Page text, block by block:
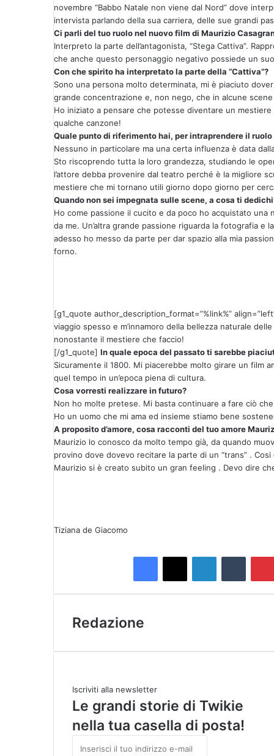
n
'
e
m
novembre “Babbo Natale non viene dal Nord” dove
intervista parlando della sua carriera, delle sue grandi
Ci parli del tuo ruolo nel nuovo film di Maurizio
Interpreto la parte dell’antagonista, “Stega Cattiva”.
che anche questo personaggio negativo possiede un
Con che spirito ha interpretato la parte della “Cattiva”?
Sono una persona molto determinata, mi è piaciuto
grande concentrazione e, non nego, che in alcune
Ho iniziato a pensare che potesse diventare un
qualche canzone!
Quale punto di riferimento hai, per intraprendere il
Nessuno in particolare ma una certa influenza è data
Sto riscoprendo tutta la loro grandezza, studiando le
l’attore debba provenire dal teatro perché è la migliore
mestiere che mi tornano utili giorno dopo giorno per
Quando non sei impegnata sulle scene, a cosa ti
Ho come passione il cucito e da poco ho acquistato
da me. Un’altra grande passione riguarda la fotografia
adesso ho messo da parte per dar spazio alla mia
forno.
[g1_quote author_description_format=”%link%”
viaggio spesso e m’innamoro della bellezza naturale
nonostante il mestiere che faccio!
[/g1_quote] In quale epoca del passato ti sarebbe
Sicuramente il 1800. Mi piacerebbe molto girare un film
quel tempo in un’epoca piena di cultura.
Cosa vorresti realizzare in futuro?
Non ho molte pretese. Mi basta continuare a fare ciò
Ho un uomo che mi ama ed insieme stiamo bene
A proposito d’amore, cosa racconti del tuo amore
Maurizio lo conosco da molto tempo già, da quando
provino dove dovevo recitare la parte di un “trans” .
Maurizio si è creato subito un gran feeling . Devo dire
Tiziana de Giacomo
Redazione
Iscriviti alla newsletter
Le grandi storie di Twikie
nella tua casella di posta!